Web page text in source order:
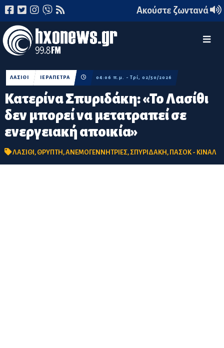
Ακούστε ζωντανά
Κατερίνα Σπυριδάκη: «Το Λασίθι
δεν μπορεί να μετατραπεί σε
ενεργειακή αποικία»
ΛΑΣΙΘΙ ΙΕΡΑΠΕΤΡΑ 04:06 π.μ. - Τρί, 02/50/2026
ΛΑΣΙΘΙ, ΘΡΥΠΤΗ,ΑΝΕΜΟΓΕΝΝΗΤΡΙΕΣ, ΣΠΥΡΙΔΑΚΗ, ΠΑΣΟΚ - ΚΙΝΑΛ